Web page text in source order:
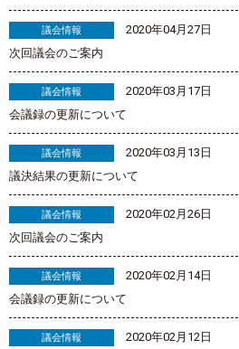
議会情報
2020年04月27日
次回議会のご案内
議会情報
2020年03月17日
会議録の更新について
議会情報
2020年03月13日
議決結果の更新について
議会情報
2020年02月26日
次回議会のご案内
議会情報
2020年02月14日
会議録の更新について
議会情報
2020年02月12日